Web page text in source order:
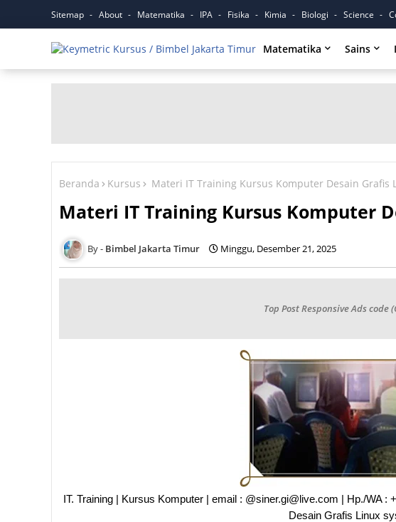
Sitemap About Matematika IPA Fisika Kimia Biologi Science
Matematika Sains
Beranda Kursus Materi IT Training Kursus Komputer Desain Grafis
Materi IT Training Kursus Komputer
Bimbel Jakarta Timur Minggu, Desember 21, 2025
Top Post Responsive Ads code
IT. Training | Kursus Komputer | email : @siner.gi@live.com | Hp./WA
Desain Grafis Linux